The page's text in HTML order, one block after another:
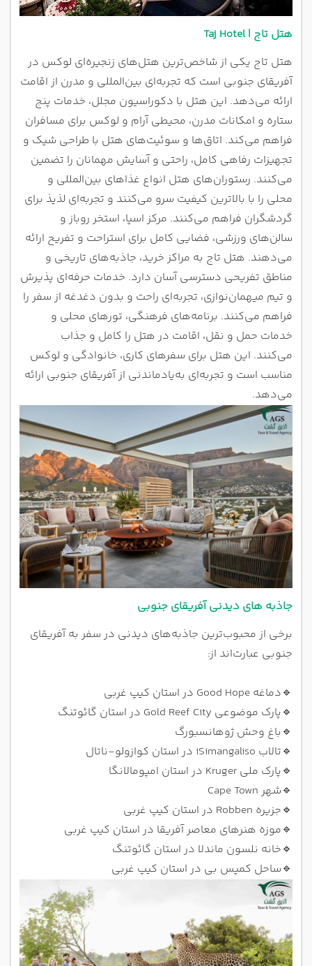
هتل تاج | Taj Hotel
هتل تاج یکی از شاخص‌ترین هتل‌های زنجیره‌ای لوکس در
آفریقای جنوبی است که تجربه‌ای بین‌المللی و مدرن از اقامت
ارائه می‌دهد. این هتل با دکوراسیون مجلل، خدمات پنج
ستاره و امکانات مدرن، محیطی آرام و لوکس برای مسافران
فراهم می‌کند. اتاق‌ها و سوئیت‌های هتل با طراحی شیک و
تجهیزات رفاهی کامل، راحتی و آسایش مهمانان را تضمین
می‌کنند. رستوران‌های هتل انواع غذاهای بین‌المللی و
محلی را با بالاترین کیفیت سرو می‌کنند و تجربه‌ای لذیذ برای
گردشگران فراهم می‌کنند. مرکز اسپا، استخر روباز و
سالن‌های ورزشی، فضایی کامل برای استراحت و تفریح ارائه
می‌دهند. هتل تاج به مراکز خرید، جاذبه‌های تاریخی و
مناطق تفریحی دسترسی آسان دارد. خدمات حرفه‌ای پذیرش
و تیم میهمان‌نوازی، تجربه‌ای راحت و بدون دغدغه از سفر را
فراهم می‌کنند. برنامه‌های فرهنگی، تورهای محلی و
خدمات حمل و نقل، اقامت در هتل را کامل و جذاب
می‌کنند. این هتل برای سفرهای کاری، خانوادگی و لوکس
مناسب است و تجربه‌ای به‌یادماندنی از آفریقای جنوبی ارائه
می‌دهد.
جاذبه های دیدنی آفریقای جنوبی
برخی از محبوب‌ترین جاذبه‌های دیدنی در سفر به آفریقای
جنوبی عبارت‌اند از:
🔹دماغه Good Hope در استان کیپ غربی
🔹پارک موضوعی Gold Reef City در استان گائوتنگ
🔹باغ وحش ژوهانسبورگ
🔹تالاب iSimangaliso در استان کوازولو-ناتال
🔹پارک ملی Kruger در استان امپومالانگا
🔹شهر Cape Town
🔹جزیره Robben در استان کیپ غربی
🔹موزه هنرهای معاصر آفریقا در استان کیپ غربی
🔹خانه نلسون ماندلا در استان گائوتنگ
🔹ساحل کمپس بی در استان کیپ غربی